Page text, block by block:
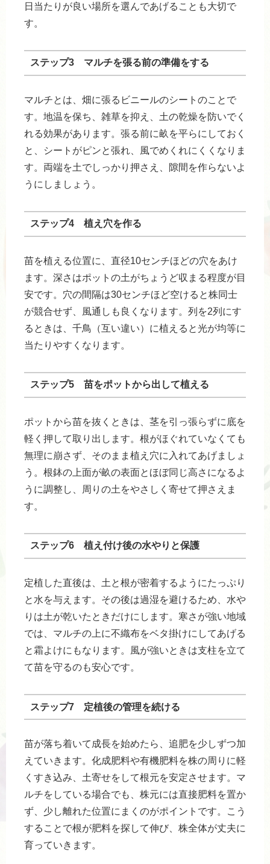
日当たりが良い場所を選んであげることも大切で
す。
ステップ3 マルチを張る前の準備をする
マルチとは、畑に張るビニールのシートのことで
す。地温を保ち、雑草を抑え、土の乾燥を防いでく
れる効果があります。張る前に畝を平らにしておく
と、シートがピンと張れ、風でめくれにくくなりま
す。両端を土でしっかり押さえ、隙間を作らないよ
うにしましょう。
ステップ4 植え穴を作る
苗を植える位置に、直径10センチほどの穴をあけ
ます。深さはポットの土がちょうど収まる程度が目
安です。穴の間隔は30センチほど空けると株同士
が競合せず、風通しも良くなります。列を2列にす
るときは、千鳥（互い違い）に植えると光が均等に
当たりやすくなります。
ステップ5 苗をポットから出して植える
ポットから苗を抜くときは、茎を引っ張らずに底を
軽く押して取り出します。根がほぐれていなくても
無理に崩さず、そのまま植え穴に入れてあげましょ
う。根鉢の上面が畝の表面とほぼ同じ高さになるよ
うに調整し、周りの土をやさしく寄せて押さえま
す。
ステップ6 植え付け後の水やりと保護
定植した直後は、土と根が密着するようにたっぷり
と水を与えます。その後は過湿を避けるため、水や
りは土が乾いたときだけにします。寒さが強い地域
では、マルチの上に不織布をベタ掛けにしてあげる
と霜よけにもなります。風が強いときは支柱を立て
て苗を守るのも安心です。
ステップ7 定植後の管理を続ける
苗が落ち着いて成長を始めたら、追肥を少しずつ加
えていきます。化成肥料や有機肥料を株の周りに軽
くすき込み、土寄せをして根元を安定させます。マ
ルチをしている場合でも、株元には直接肥料を置か
ず、少し離れた位置にまくのがポイントです。こう
することで根が肥料を探して伸び、株全体が丈夫に
育っていきます。